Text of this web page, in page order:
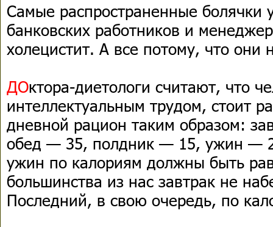
Самые распространенные болячки
банковских работников и
холецистит. А все потому, что они
ДОктора-диетологи считают, что
интеллектуальным трудом, стоит
дневной рацион таким образом:
обед — 35, полдник — 15, ужин —
ужин по калориям должны быть
большинства из нас завтрак не
Последний, в свою очередь, по